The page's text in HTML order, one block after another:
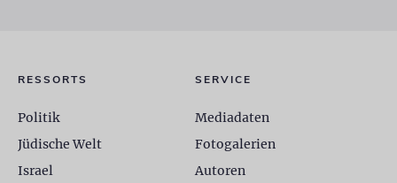
RESSORTS
Politik
Jüdische Welt
Israel
SERVICE
Mediadaten
Fotogalerien
Autoren